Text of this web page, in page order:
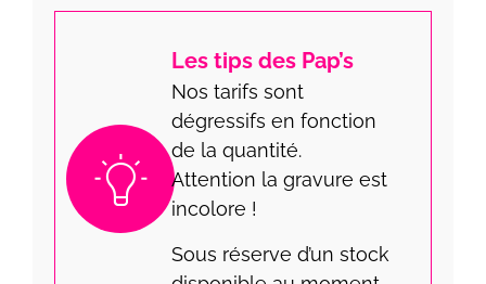
Les tips des Pap’s
Nos tarifs sont
dégressifs en fonction
de la quantité.
Attention la gravure est
incolore !
Sous réserve d’un stock